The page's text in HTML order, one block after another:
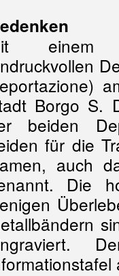
einem
Borgo S.
beiden
für die
auch
Die